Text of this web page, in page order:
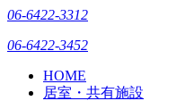
06-6422-3312
06-6422-3452
HOME
居室・共有施設